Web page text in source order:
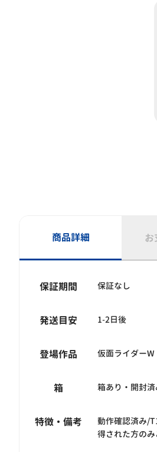
商品詳細 お
保証期間 保証なし
発送目安 1-2日後
登場作品 仮面ライダーW
箱 箱あり・開封済
特徴・備考
動作確認済み/
得された方のみ